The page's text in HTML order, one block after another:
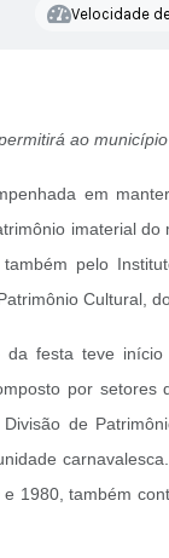
Velocidade
ao
em
imaterial
pelo
Cultural,
festa teve
por
de
1980, também